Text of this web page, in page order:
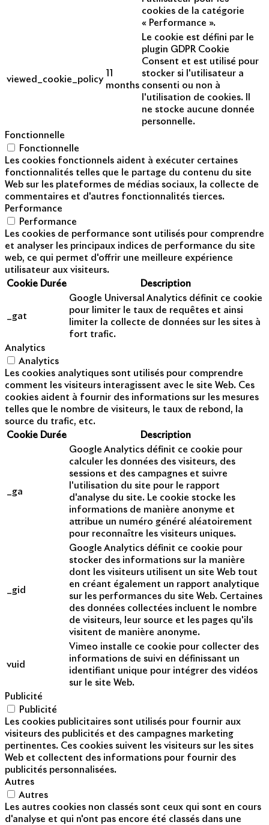
cookies de la catégorie
« Performance ».
viewed_cookie_policy
months
Le cookie est défini par le
plugin GDPR Cookie
Consent et est utilisé pour
stocker si l'utilisateur a
consenti ou non à
l'utilisation de cookies. Il
ne stocke aucune donnée
personnelle.
Fonctionnelle
Fonctionnelle
Les cookies fonctionnels aident à exécuter certaines
fonctionnalités telles que le partage du contenu du site
Web sur les plateformes de médias sociaux, la collecte de
commentaires et d'autres fonctionnalités tierces.
Performance
Performance
Les cookies de performance sont utilisés pour comprendre
et analyser les principaux indices de performance du site
web, ce qui permet d'offrir une meilleure expérience
utilisateur aux visiteurs.
Cookie Durée Description
_gat
Google Universal Analytics définit ce cookie
pour limiter le taux de requêtes et ainsi
limiter la collecte de données sur les sites à
fort trafic.
Analytics
Analytics
Les cookies analytiques sont utilisés pour comprendre
comment les visiteurs interagissent avec le site Web. Ces
cookies aident à fournir des informations sur les mesures
telles que le nombre de visiteurs, le taux de rebond, la
source du trafic, etc.
Cookie Durée Description
_ga
Google Analytics définit ce cookie pour
calculer les données des visiteurs, des
sessions et des campagnes et suivre
l'utilisation du site pour le rapport
d'analyse du site. Le cookie stocke les
informations de manière anonyme et
attribue un numéro généré aléatoirement
pour reconnaître les visiteurs uniques.
_gid
Google Analytics définit ce cookie pour
stocker des informations sur la manière
dont les visiteurs utilisent un site Web tout
en créant également un rapport analytique
sur les performances du site Web. Certaines
des données collectées incluent le nombre
de visiteurs, leur source et les pages qu'ils
visitent de manière anonyme.
vuid
Vimeo installe ce cookie pour collecter des
informations de suivi en définissant un
identifiant unique pour intégrer des vidéos
sur le site Web.
Publicité
Publicité
Les cookies publicitaires sont utilisés pour fournir aux
visiteurs des publicités et des campagnes marketing
pertinentes. Ces cookies suivent les visiteurs sur les sites
Web et collectent des informations pour fournir des
publicités personnalisées.
Autres
Autres
Les autres cookies non classés sont ceux qui sont en cours
d'analyse et qui n'ont pas encore été classés dans une